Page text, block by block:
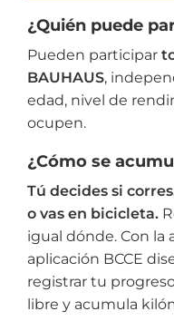
¿Quién puede
Pueden participar
BAUHAUS,
edad, nivel de
ocupen.
¿Cómo se
Tú decides si
o vas en bicicleta.
igual dónde. Con la
aplicación BCCE
registrar tu
libre y acumula